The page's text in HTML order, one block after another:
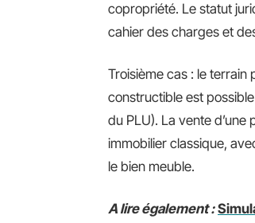
copropriété. Le statut
cahier des charges et
Troisième cas : le terrain
constructible est
du PLU). La vente
immobilier classique,
le bien meuble.
A lire également :